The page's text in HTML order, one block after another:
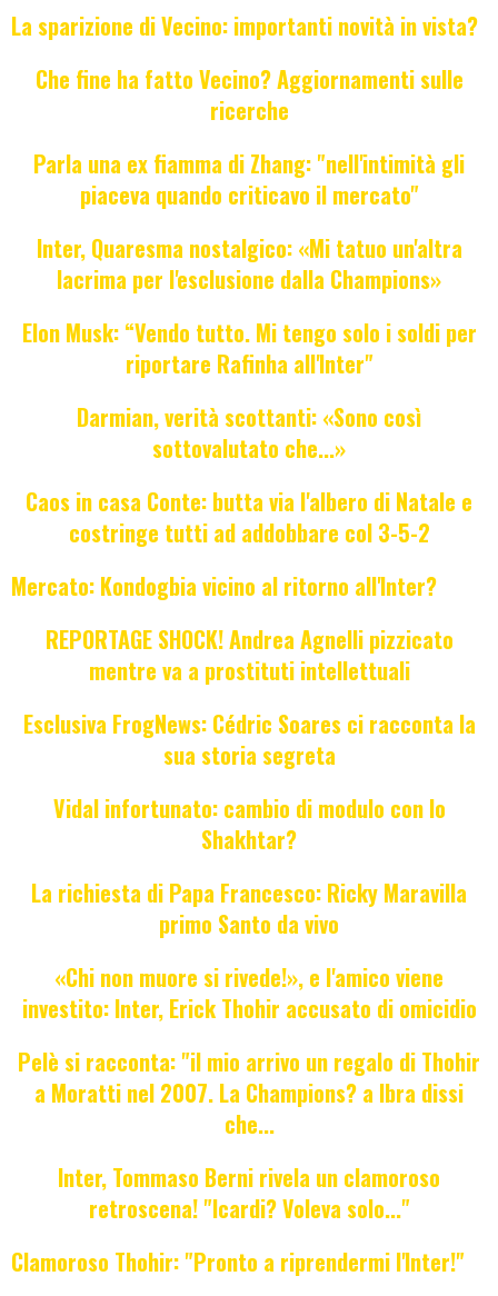
La sparizione di Vecino: importanti novità in vista?
Che fine ha fatto Vecino? Aggiornamenti sulle
ricerche
Parla una ex fiamma di Zhang: "nell'intimità gli
piaceva quando criticavo il mercato"
Inter, Quaresma nostalgico: «Mi tatuo un'altra
lacrima per l'esclusione dalla Champions»
Elon Musk: “Vendo tutto. Mi tengo solo i soldi per
riportare Rafinha all'Inter"
Darmian, verità scottanti: «Sono così
sottovalutato che...»
Caos in casa Conte: butta via l'albero di Natale e
costringe tutti ad addobbare col 3-5-2
Mercato: Kondogbia vicino al ritorno all'Inter?
REPORTAGE SHOCK! Andrea Agnelli pizzicato
mentre va a prostituti intellettuali
Esclusiva FrogNews: Cédric Soares ci racconta la
sua storia segreta
Vidal infortunato: cambio di modulo con lo
Shakhtar?
La richiesta di Papa Francesco: Ricky Maravilla
primo Santo da vivo
«Chi non muore si rivede!», e l'amico viene
investito: Inter, Erick Thohir accusato di omicidio
Pelè si racconta: "il mio arrivo un regalo di Thohir
a Moratti nel 2007. La Champions? a Ibra dissi
che...
Inter, Tommaso Berni rivela un clamoroso
retroscena! "Icardi? Voleva solo..."
Clamoroso Thohir: "Pronto a riprendermi l'Inter!"